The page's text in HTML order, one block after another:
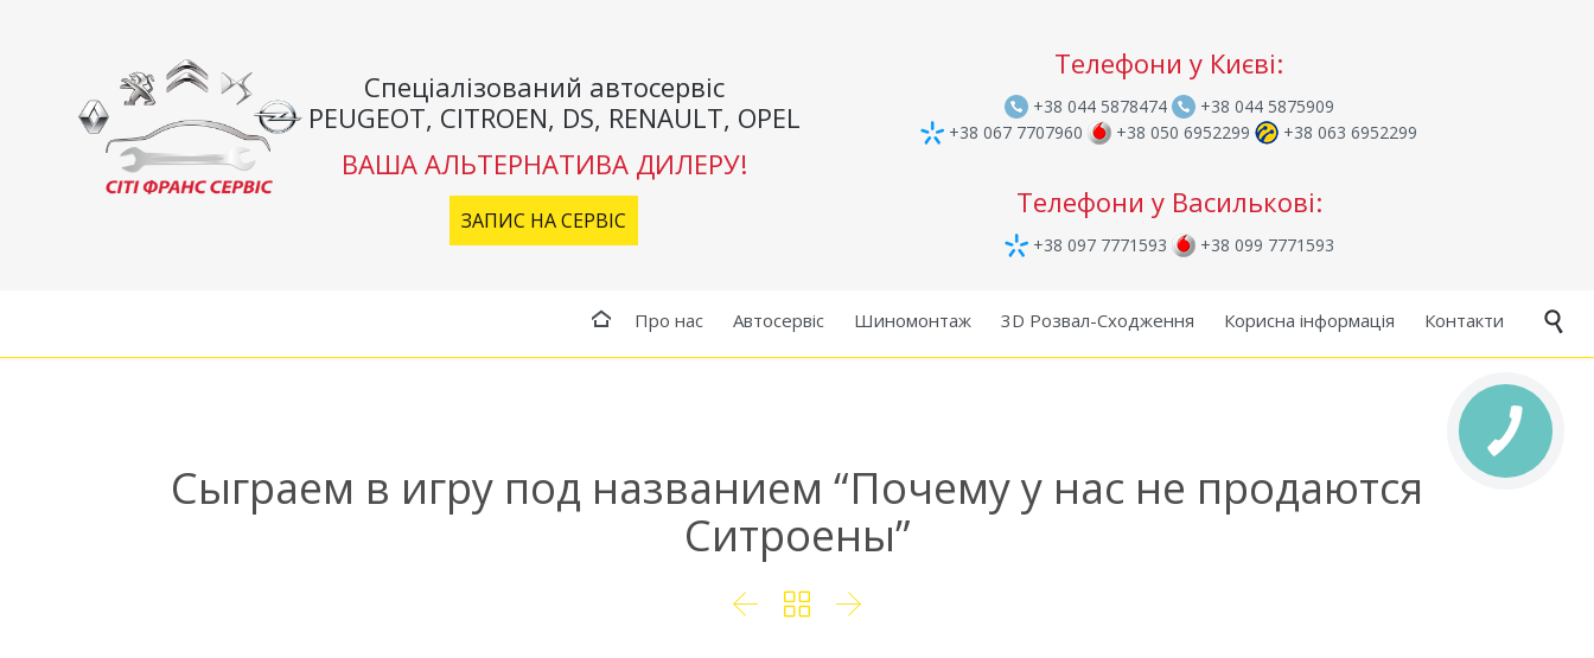
Спеціалізований автосервіс
PEUGEOT, CITROEN, DS, RENAULT, OPEL
ВАША АЛЬТЕРНАТИВА ДИЛЕРУ!
ЗАПИС НА СЕРВІС
Телефони у Києві:
+38 044 5878474
+38 044 5875909
+38 067 7707960
+38 050 6952299 +38 063 6952299
Телефони у Василькові:
+38 097 7771593 +38 099 7771593
Skip
content
Про нас Автосервіс Шиномонтаж 3D Розвал-Сходження Корисна інформація Контакти 
Сыграем в игру под названием “Почему у нас не продаются
Ситроены”
  